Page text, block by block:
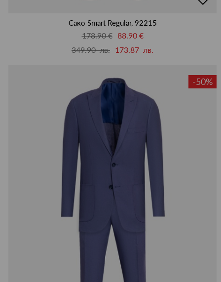
Сако Smart Regular, 92215
178.90 €
88.90 €
349.90 лв. 173.87 лв.
-50%